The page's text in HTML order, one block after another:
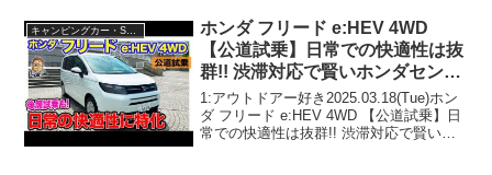
キャンピングカー・SUV人気車種
ホンダ フリード e:HEV 4WD
【公道試乗】日常での快適性は抜
群!! 渋滞対応で賢いホンダセンシ
ングも魅力!! E-CarLife with 五味
やすたか
1:アウトドアー好き2025.03.18(Tue)ホン
ダ フリード e:HEV 4WD 【公道試乗】日
常での快適性は抜群!! 渋滞対応で賢いホ